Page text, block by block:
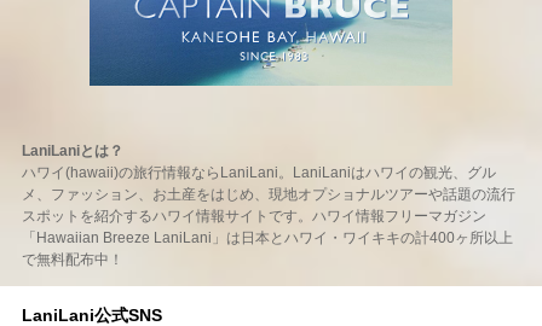
LaniLaniとは？
ハワイ(hawaii)の旅行情報ならLaniLani。LaniLaniはハワイの観光、グル
メ、ファッション、お土産をはじめ、現地オプショナルツアーや話題の流行
スポットを紹介するハワイ情報サイトです。ハワイ情報フリーマガジン
「Hawaiian Breeze LaniLani」は日本とハワイ・ワイキキの計400ヶ所以上
で無料配布中！
LaniLani公式SNS